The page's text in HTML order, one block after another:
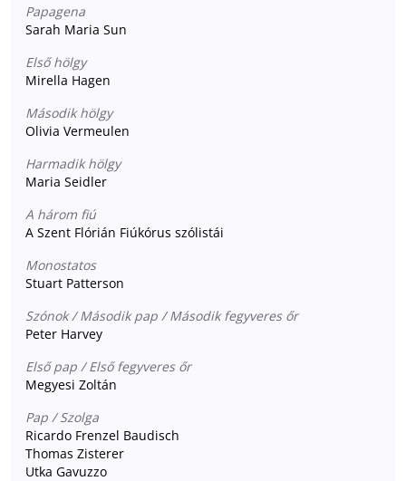
Papagena
Sarah Maria Sun
Első hölgy
Mirella Hagen
Második hölgy
Olivia Vermeulen
Harmadik hölgy
Maria Seidler
A három fiú
A Szent Flórián Fiúkórus szólistái
Monostatos
Stuart Patterson
Szónok / Második pap / Második fegyveres őr
Peter Harvey
Első pap / Első fegyveres őr
Megyesi Zoltán
Pap / Szolga
Ricardo Frenzel Baudisch
Thomas Zisterer
Utka Gavuzzo